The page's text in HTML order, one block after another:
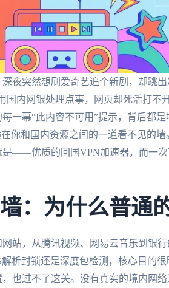
夜突然想刷爱奇艺追个新剧，却跳
国内网银处理点事，网页却死活打
一幕“此内容不可用”提示，背后都
你和国内资源之间的一道看不见的
是——优质的回国VPN加速器，而一
：为什么普通
网站，从腾讯视频、网易云音乐到银
析封锁还是深度包检测，核心目的
也过不了这关。没有真实的境内网